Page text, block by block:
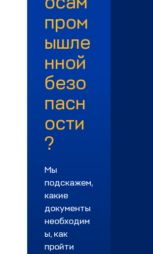
пром
ышле
нной
безо
пасн
ости
?
Мы
подскажем,
какие
документы
необходим
ы, как
пройти